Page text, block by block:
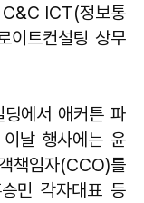
C&C ICT(정보통
이트컨설팅 상무
에서 애커튼 파
날 행사에는 윤
책임자(CCO)를
민 각자대표 등